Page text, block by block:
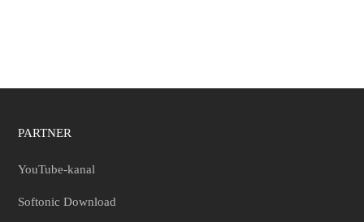
PARTNER
YouTube-kanal
Softonic Download